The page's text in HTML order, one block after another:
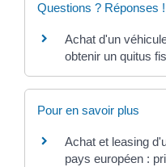
Questions ? Réponses !
Achat d'un
obtenir un quitus
Pour en savoir plus
Achat et leasing
pays européen :